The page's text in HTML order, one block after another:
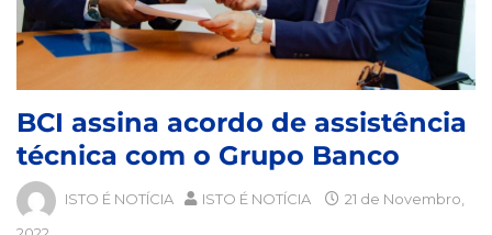
BCI assina acordo de assistência
técnica com o Grupo Banco
ISTO É NOTÍCIA ISTO É NOTÍCIA
21 de Novembro,